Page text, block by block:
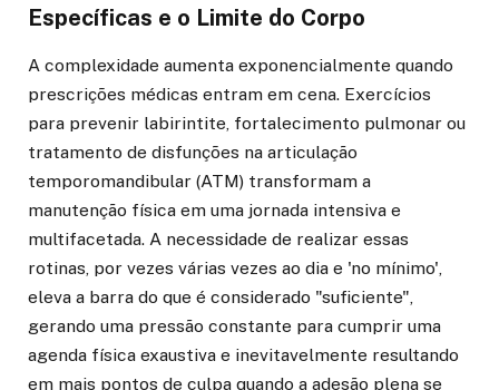
Específicas e o Limite do Corpo
A complexidade aumenta exponencialmente quando
prescrições médicas entram em cena. Exercícios
para prevenir labirintite, fortalecimento pulmonar ou
tratamento de disfunções na articulação
temporomandibular (ATM) transformam a
manutenção física em uma jornada intensiva e
multifacetada. A necessidade de realizar essas
rotinas, por vezes várias vezes ao dia e 'no mínimo',
eleva a barra do que é considerado "suficiente",
gerando uma pressão constante para cumprir uma
agenda física exaustiva e inevitavelmente resultando
em mais pontos de culpa quando a adesão plena se